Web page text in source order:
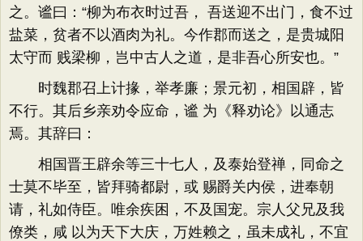
之。谧曰：“柳为布衣时过吾， 吾送迎不出门，食不过
盐菜，贫者不以酒肉为礼。今作郡而送之，是贵城阳
太守而 贱梁柳，岂中古人之道，是非吾心所安也。”
时魏郡召上计掾，举孝廉；景元初，相国辟，皆
不行。其后乡亲劝令应命，谧 为《释劝论》以通志
焉。其辞曰：
相国晋王辟余等三十七人，及泰始登禅，同命之
士莫不毕至，皆拜骑都尉，或 赐爵关内侯，进奉朝
请，礼如侍臣。唯余疾困，不及国宠。宗人父兄及我
僚类，咸 以为天下大庆，万姓赖之，虽未成礼，不宜